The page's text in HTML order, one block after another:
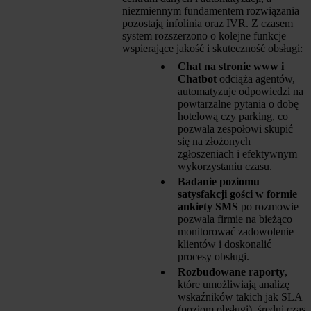
niezmiennym fundamentem rozwiązania
pozostają infolinia oraz IVR. Z czasem
system rozszerzono o kolejne funkcje
wspierające jakość i skuteczność obsługi:
Chat na stronie www i
Chatbot odciąża agentów,
automatyzuje odpowiedzi na
powtarzalne pytania o dobę
hotelową czy parking, co
pozwala zespołowi skupić
się na złożonych
zgłoszeniach i efektywnym
wykorzystaniu czasu.
Badanie poziomu
satysfakcji gości w formie
ankiety SMS po rozmowie
pozwala firmie na bieżąco
monitorować zadowolenie
klientów i doskonalić
procesy obsługi.
Rozbudowane raporty,
które umożliwiają analizę
wskaźników takich jak SLA